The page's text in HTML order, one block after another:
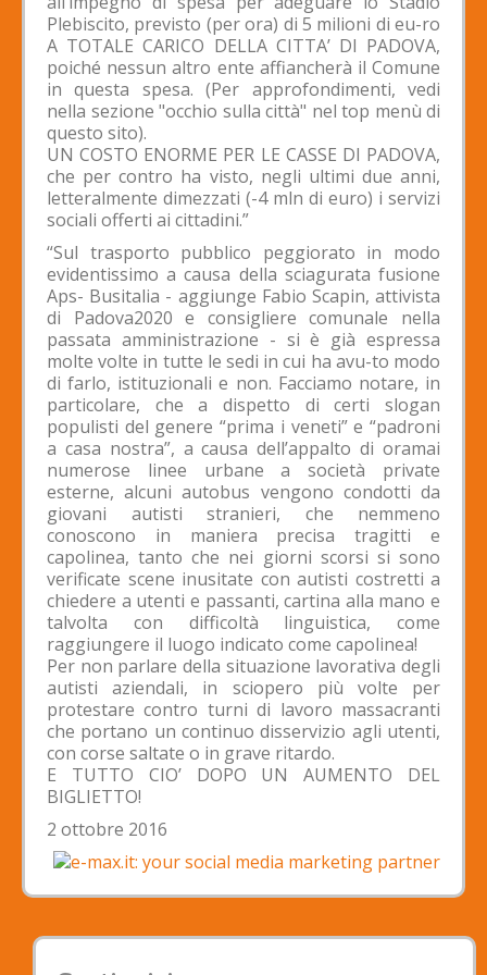
Plebiscito, previsto (per ora) di 5 milioni di eu-ro
A TOTALE CARICO DELLA CITTA’ DI PADOVA,
poiché nessun altro ente affiancherà il Comune
in questa spesa. (Per approfondimenti, vedi
nella sezione "occhio sulla città" nel top menù di
questo sito).
UN COSTO ENORME PER LE CASSE DI PADOVA,
che per contro ha visto, negli ultimi due anni,
letteralmente dimezzati (-4 mln di euro) i servizi
sociali offerti ai cittadini.”
“Sul trasporto pubblico peggiorato in modo
evidentissimo a causa della sciagurata fusione
Aps- Busitalia - aggiunge Fabio Scapin, attivista
di Padova2020 e consigliere comunale nella
passata amministrazione - si è già espressa
molte volte in tutte le sedi in cui ha avu-to modo
di farlo, istituzionali e non. Facciamo notare, in
particolare, che a dispetto di certi slogan
populisti del genere “prima i veneti” e “padroni
a casa nostra”, a causa dell’appalto di oramai
numerose linee urbane a società private
esterne, alcuni autobus vengono condotti da
giovani autisti stranieri, che nemmeno
conoscono in maniera precisa tragitti e
capolinea, tanto che nei giorni scorsi si sono
verificate scene inusitate con autisti costretti a
chiedere a utenti e passanti, cartina alla mano e
talvolta con difficoltà linguistica, come
raggiungere il luogo indicato come capolinea!
Per non parlare della situazione lavorativa degli
autisti aziendali, in sciopero più volte per
protestare contro turni di lavoro massacranti
che portano un continuo disservizio agli utenti,
con corse saltate o in grave ritardo.
E TUTTO CIO’ DOPO UN AUMENTO DEL
BIGLIETTO!
2 ottobre 2016